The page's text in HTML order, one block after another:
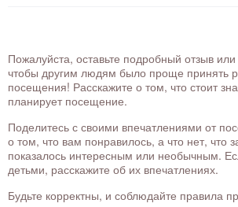
Пожалуйста, оставьте подробный отзыв
чтобы другим людям было проще принять
посещения! Расскажите о том, что стоит
планирует посещение.
Поделитесь с своими впечатлениями от
о том, что вам понравилось, а что нет, что
показалось интересным или необычным.
детьми, расскажите об их впечатлениях.
Будьте корректны, и соблюдайте правила